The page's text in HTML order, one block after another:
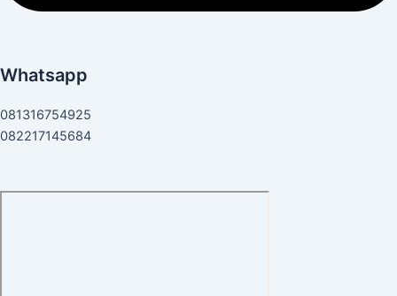
Whatsapp
081316754925
082217145684